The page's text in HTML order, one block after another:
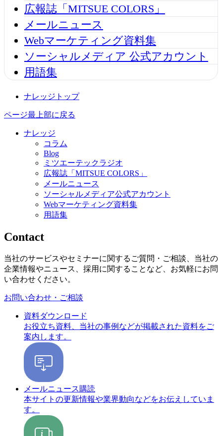
広報誌「MITSUE COLORS」
メールニュース
Webマーケティング資料集
ソーシャルメディア 公式アカウント
用語集
ナレッジトップ
ページ最上部に戻る
ナレッジ
コラム
Blog
ミツエーテックラジオ
広報誌「MITSUE COLORS」
メールニュース
ソーシャルメディア公式アカウント
Webマーケティング資料集
用語集
Contact
当社のサービスやセミナーに関するご質問・ご相談、当社の
企業情報やニュース、採用に関することなど、お気軽にお問
い合わせください。
お問い合わせ・ご相談
資料ダウンロード
お役立ち資料、当社の事例などが掲載された資料をご
案内します。
メールニュース購読
本サイトの更新情報や業界動向などをお伝えしていま
す。